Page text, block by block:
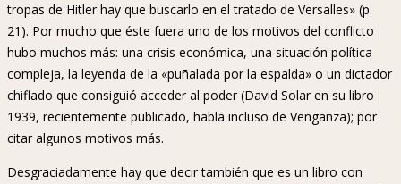
tropas de Hitler hay que buscarlo en el tratado de Versalles» (p.
21). Por mucho que éste fuera uno de los motivos del conflicto
hubo muchos más: una crisis económica, una situación política
compleja, la leyenda de la «puñalada por la espalda» o un dictador
chiflado que consiguió acceder al poder (David Solar en su libro
1939, recientemente publicado, habla incluso de Venganza); por
citar algunos motivos más.
Desgraciadamente hay que decir también que es un libro con